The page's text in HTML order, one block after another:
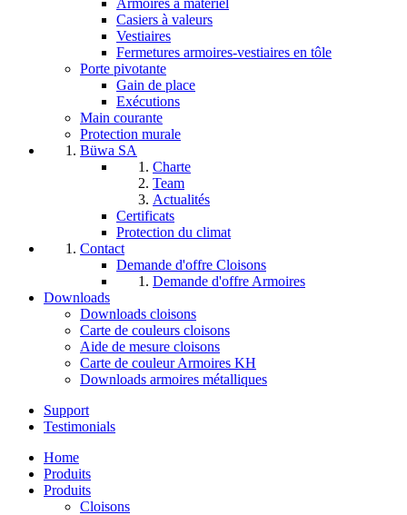
Armoires à matériel
Casiers à valeurs
Vestiaires
Fermetures armoires-vestiaires en tôle
Porte pivotante
Gain de place
Exécutions
Main courante
Protection murale
Büwa SA
Charte
Team
Actualités
Certificats
Protection du climat
Contact
Demande d'offre Cloisons
Demande d'offre Armoires
Downloads
Downloads cloisons
Carte de couleurs cloisons
Aide de mesure cloisons
Carte de couleur Armoires KH
Downloads armoires métalliques
Support
Testimonials
Home
Produits
Produits
Cloisons